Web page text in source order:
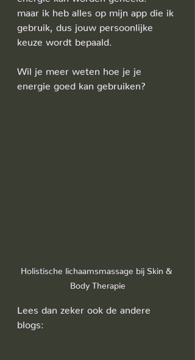
maar ik heb alles op mijn app die ik
gebruik, dus jouw persoonlijke
keuze wordt bepaald.
Wil je meer weten hoe je je
energie goed kan gebruiken?
Holistische lichaamsmassage bij Skin &
Body Therapie
Lees dan zeker ook de andere
blogs: